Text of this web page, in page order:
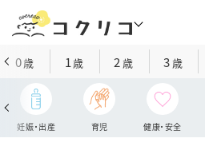
0歳 1歳 2 歳 3歳
妊娠・出産 育児 健康・安全